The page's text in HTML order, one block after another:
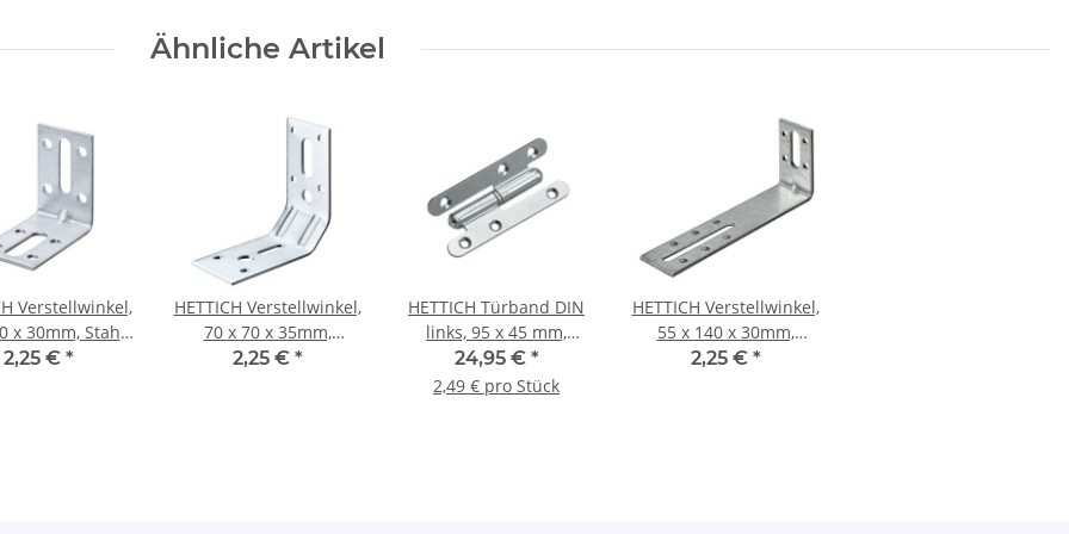
Ähnliche Artikel
Verstellwinkel,
x 30mm, Stahl
verzinkt
2,25 € *
HETTICH Verstellwinkel,
70 x 70 x 35mm,
verzinkt
2,25 € *
HETTICH Türband DIN
links, 95 x 45 mm,
verzinkt, 10 Stück
24,95 € *
2,49 € pro Stück
HETTICH Verstellwinkel,
55 x 140 x 30mm,
verzinkt
2,25 € *